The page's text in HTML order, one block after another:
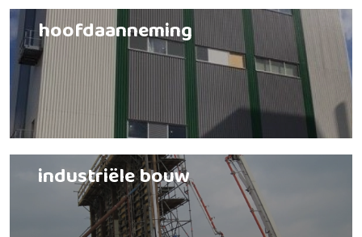
hoofdaanneming
industriële bouw